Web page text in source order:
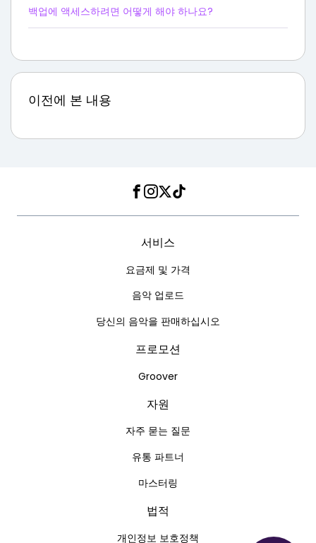
백업에 액세스하려면 어떻게 해야 하나요?
이전에 본 내용
Facebook
Instagram
Twitter
TikTok
서비스
요금제 및 가격
음악 업로드
당신의 음악을 판매하십시오
프로모션
Groover
자원
자주 묻는 질문
유통 파트너
마스터링
법적
개인정보 보호정책